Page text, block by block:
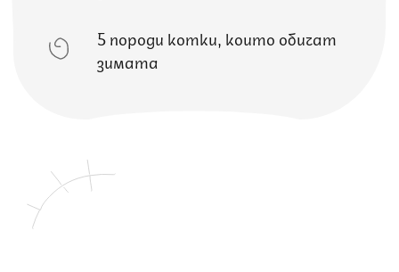
5 породи котки, които обичат
зимата